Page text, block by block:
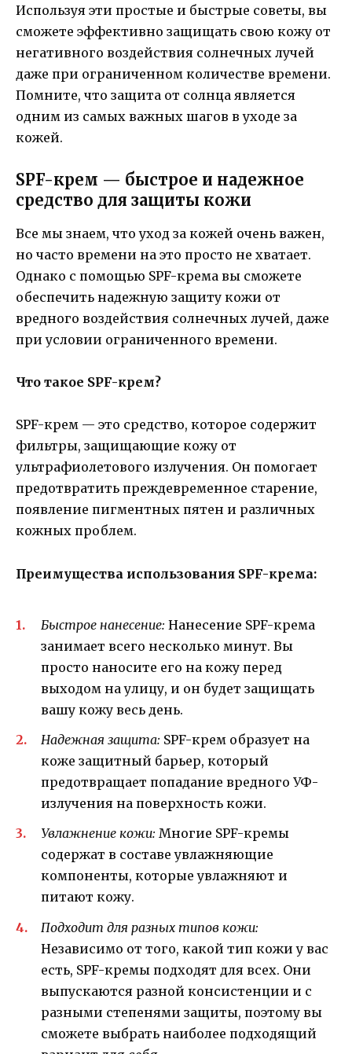
Используя эти простые и быстрые советы, вы
сможете эффективно защищать свою кожу от
негативного воздействия солнечных лучей
даже при ограниченном количестве времени.
Помните, что защита от солнца является
одним из самых важных шагов в уходе за
кожей.
SPF-крем — быстрое и надежное
средство для защиты кожи
Все мы знаем, что уход за кожей очень важен,
но часто времени на это просто не хватает.
Однако с помощью SPF-крема вы сможете
обеспечить надежную защиту кожи от
вредного воздействия солнечных лучей, даже
при условии ограниченного времени.
Что такое SPF-крем?
SPF-крем — это средство, которое содержит
фильтры, защищающие кожу от
ультрафиолетового излучения. Он помогает
предотвратить преждевременное старение,
появление пигментных пятен и различных
кожных проблем.
Преимущества использования SPF-крема:
Быстрое нанесение: Нанесение SPF-крема
занимает всего несколько минут. Вы
просто наносите его на кожу перед
выходом на улицу, и он будет защищать
вашу кожу весь день.
Надежная защита: SPF-крем образует на
коже защитный барьер, который
предотвращает попадание вредного УФ-
излучения на поверхность кожи.
Увлажнение кожи: Многие SPF-кремы
содержат в составе увлажняющие
компоненты, которые увлажняют и
питают кожу.
Подходит для разных типов кожи:
Независимо от того, какой тип кожи у вас
есть, SPF-кремы подходят для всех. Они
выпускаются разной консистенции и с
разными степенями защиты, поэтому вы
сможете выбрать наиболее подходящий